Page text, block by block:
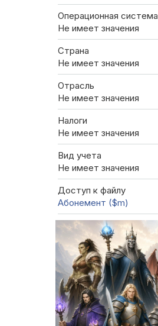
Операционная система
Не имеет значения
Страна
Не имеет значения
Отрасль
Не имеет значения
Налоги
Не имеет значения
Вид учета
Не имеет значения
Доступ к файлу
Абонемент ($m)